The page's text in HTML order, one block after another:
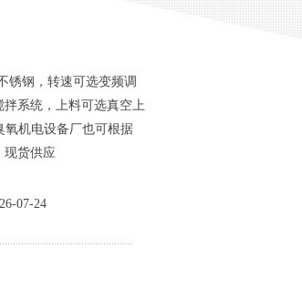
锈钢，转速可选变频调
系统，上料可选真空上
氧机电设备厂也可根据
现货供应
07-24